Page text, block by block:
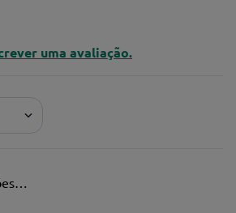
uma avaliação.